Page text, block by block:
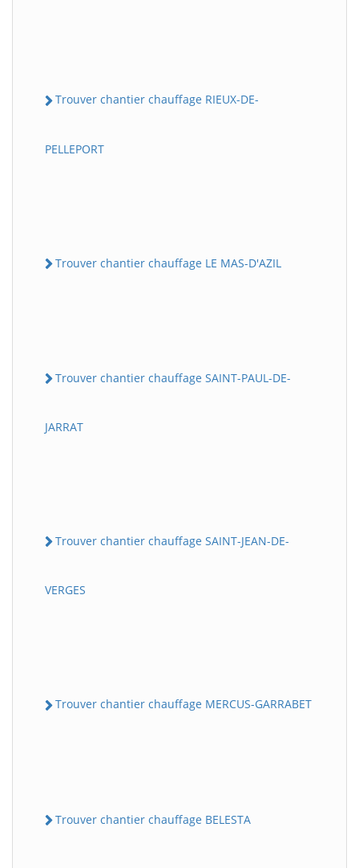
Trouver chantier chauffage RIEUX-DE-
PELLEPORT
Trouver chantier chauffage LE MAS-D'AZIL
Trouver chantier chauffage SAINT-PAUL-DE-
JARRAT
Trouver chantier chauffage SAINT-JEAN-DE-
VERGES
Trouver chantier chauffage MERCUS-GARRABET
Trouver chantier chauffage BELESTA